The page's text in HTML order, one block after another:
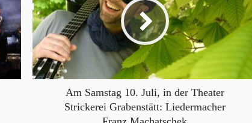
Am Samstag 10. Juli, in der Theater
Strickerei Grabenstätt: Liedermacher